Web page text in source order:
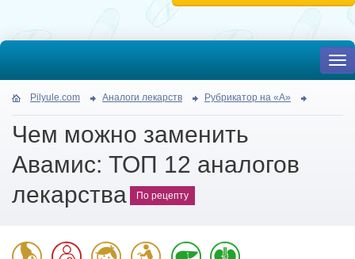
Pilyule.com Аналоги лекарств Рубрикатор на «А»
Чем можно заменить
Авамис: ТОП 12 аналогов
лекарства
По рецепту